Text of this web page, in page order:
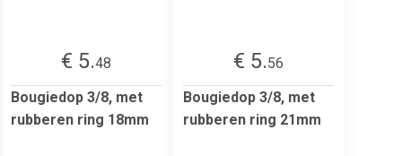
€ 5.48
Bougiedop 3/8, met
rubberen ring 18mm
€ 5.56
Bougiedop 3/8, met
rubberen ring 21mm